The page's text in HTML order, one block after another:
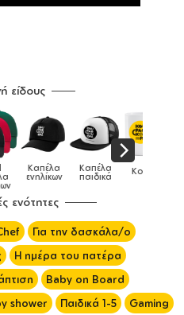
είδους
Κούπες Κούπες
ειδικές
ενότητες
Για την δασκάλα/ο
Η ημέρα του πατέρα
Baby on Board
shower Παιδικά 1-5
Gaming